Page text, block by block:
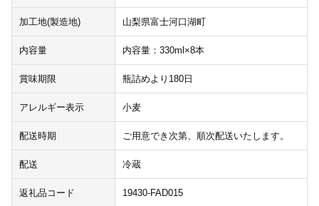
加工地(製造地) 山梨県富士河口湖町
内容量 内容量：330ml×8本
賞味期限 瓶詰めより180日
アレルギー表示 小麦
配送時期 ご用意でき次第、順次配送いたします。
配送 冷蔵
返礼品コード 19430-FAD015